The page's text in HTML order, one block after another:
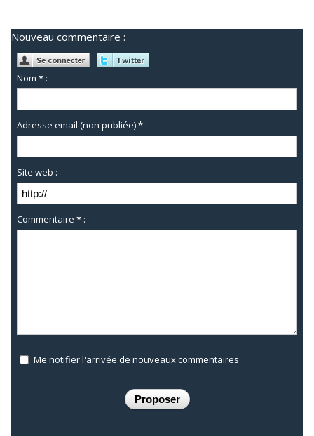
Nouveau commentaire :
Nom * :
Adresse email (non publiée) * :
Site web :
Commentaire * :
Me notifier l'arrivée de nouveaux commentaires